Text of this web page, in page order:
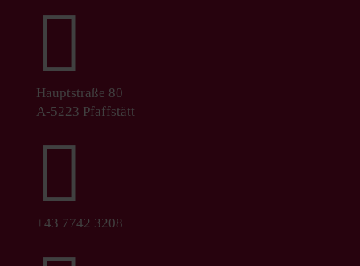

Hauptstraße 80
A-5223 Pfaffstätt

+43 7742 3208